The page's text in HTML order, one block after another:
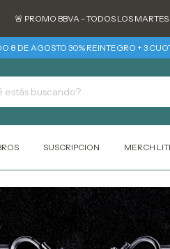
BBVA - TODOS LOS MARTES 30%
30% REINTEGRO + 3 CUOTAS
SUSCRIPCION MERCH